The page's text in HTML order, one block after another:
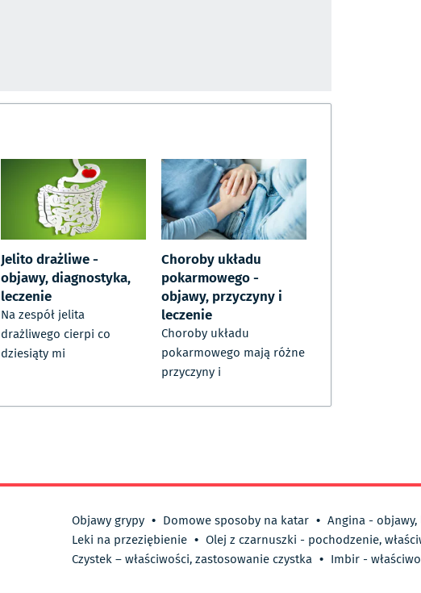
Jelito drażliwe -
objawy, diagnostyka,
leczenie
Na zespół jelita
drażliwego cierpi co
dziesiąty mi
Choroby układu
pokarmowego -
objawy, przyczyny i
leczenie
Choroby układu
pokarmowego mają różne
przyczyny i
Objawy grypy • Domowe sposoby na katar • Angina - objawy,
Leki na przeziębienie • Olej z czarnuszki - pochodzenie,
Czystek – właściwości, zastosowanie czystka • Imbir -